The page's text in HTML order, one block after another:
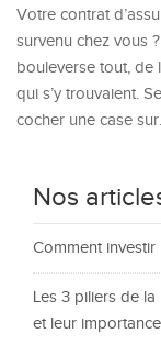
Votre contrat
survenu chez vous
bouleverse tout, de
qui s’y trouvaient.
cocher une case
Nos
Comment
Les 3 piliers de
et leur